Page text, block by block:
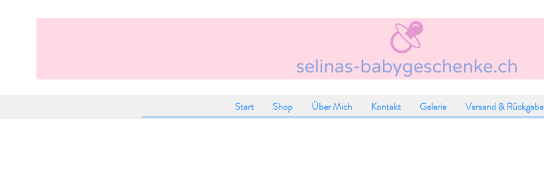
Start Shop Über Mich Kontakt Galerie Versand & Rückgabe